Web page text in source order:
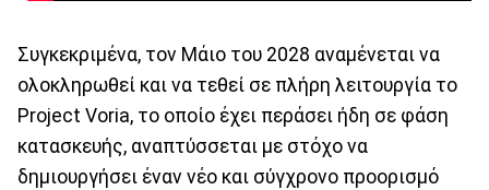
Συγκεκριμένα, τον Μάιο του 2028 αναμένεται να
ολοκληρωθεί και να τεθεί σε πλήρη λειτουργία το
Project Voria, το οποίο έχει περάσει ήδη σε φάση
κατασκευής, αναπτύσσεται με στόχο να
δημιουργήσει έναν νέο και σύγχρονο προορισμό